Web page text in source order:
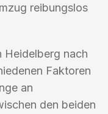
reibungslos
Heidelberg nach
Faktoren
an
den beiden